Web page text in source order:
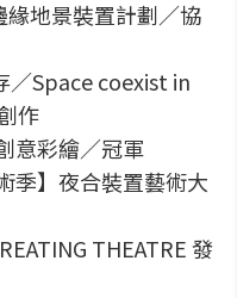
緣地景裝置計劃／協
Space coexist in
作
意彩繪／冠軍
季】夜合裝置藝術大
THEATRE 發